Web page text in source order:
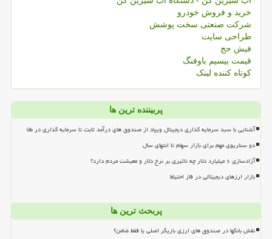
خرید و فروش خودرو
شرکت صنعتی سخت پوشش
طراحی سایت
فیش حج
قیمت بیسیم باوفنگ
کوتاه کننده لینک
پربیننده ترین ها
آشنایی با سبد سرمایه گذاری دیجیتال ویپاد از صندوق های درآمد ثابت تا سرمایه گذاری در طلا
دو سناریوی مهم برای بازار سهام تا انتهای سال
آزادسازی ۶ میلیارد دلار چه تاثیری بر نرخ دلار و معیشت مردم دارد؟
بازار ارزهای دیجیتالی در فاز احتیاط
پربحث ترین ها
نقش بانکها در صندوق های ارزی بازیگر اصلی یا فقط ضامن؟